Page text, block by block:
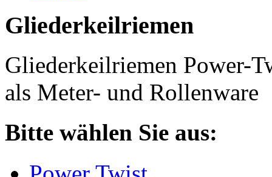
Gliederkeilriemen
Gliederkeilriemen Power-
als Meter- und Rollenware
Bitte wählen Sie aus: